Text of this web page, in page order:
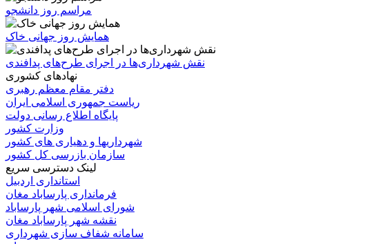
مراسم روز دانشجو
همایش روز جهانی خاک
نقش شهرداری‌ها در اجرای طرح‌های پدافندی
نهادهای کشوری
دفتر مقام معظم رهبری
ریاست جمهوری اسلامی ایران
پایگاه اطلاع رسانی دولت
وزارت کشور
شهرداریها و دهیاری های کشور
سازمان بازرسی کل کشور
لینک دسترسی سریع
استانداری اردبیل
فرمانداری پارساباد مغان
شورای اسلامی شهر پارساباد
نقشه شهر پارساباد مغان
سامانه شفاف سازی شهرداری